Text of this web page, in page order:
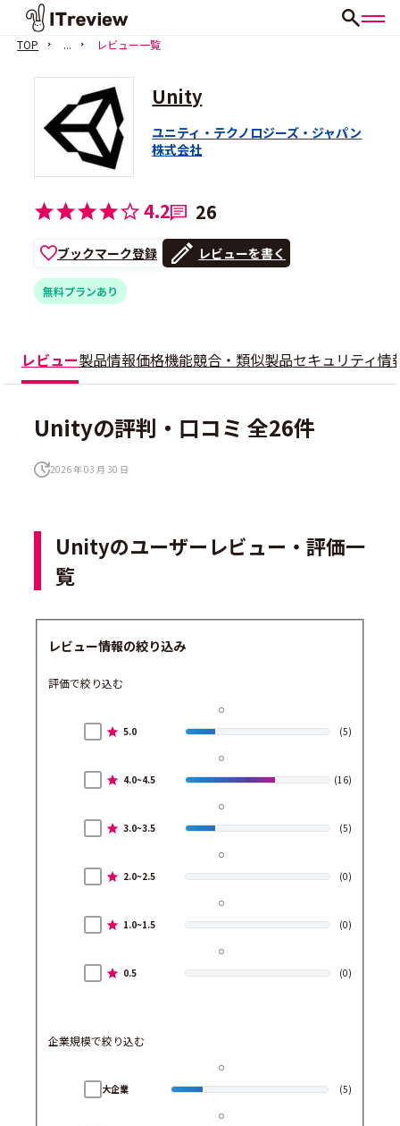
TOP ... レビュー一覧
Unity
ユニティ・テクノロジーズ・ジャパン
株式会社
4.2 26
ブックマーク登録 レビューを書く
無料プランあり
レビュー製品情報価格機能競合・類似製品セキュリティ情
Unityの評判・口コミ 全26件
2026 年 03 月 30 日
Unityのユーザーレビュー・評価一
覧
レビュー情報の絞り込み
評価で絞り込む
5.0 (5)
4.0~4.5 (16)
3.0~3.5 (5)
2.0~2.5 (0)
1.0~1.5 (0)
0.5 (0)
企業規模で絞り込む
大企業 (5)